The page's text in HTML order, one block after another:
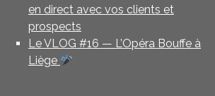
en direct avec vos clients et
prospects
Le VLOG #16 — L’Opéra Bouffe à
Liège